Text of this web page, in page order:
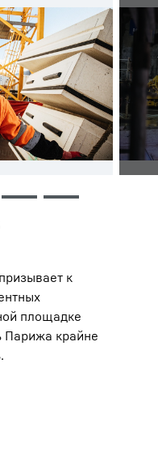
к
площадке
Парижа крайне